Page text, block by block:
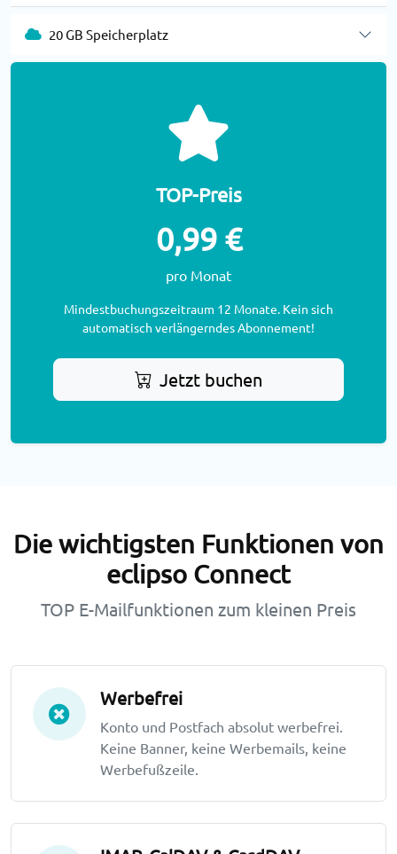
20 GB Speicherplatz
TOP-Preis
0,99 €
pro Monat
Mindestbuchungszeitraum 12 Monate. Kein sich
automatisch verlängerndes Abonnement!
Jetzt buchen
Die wichtigsten Funktionen von
eclipso Connect
TOP E-Mailfunktionen zum kleinen Preis
Werbefrei
Konto und Postfach absolut werbefrei.
Keine Banner, keine Werbemails, keine
Werbefußzeile.